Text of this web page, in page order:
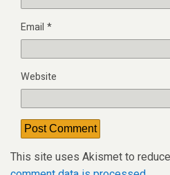
Email *
Website
This site uses Akismet to